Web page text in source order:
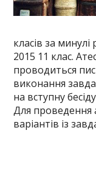
класів за
2015 11 клас.
проводиться
виконання
на вступну
Для проведення
варіантів із